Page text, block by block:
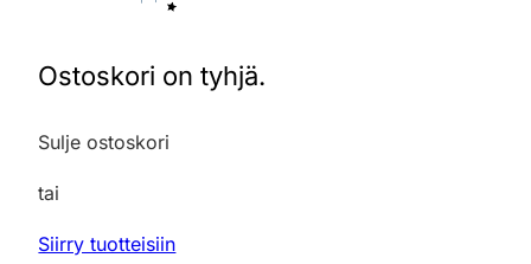
Ostoskori on tyhjä.
Sulje ostoskori
tai
Siirry tuotteisiin